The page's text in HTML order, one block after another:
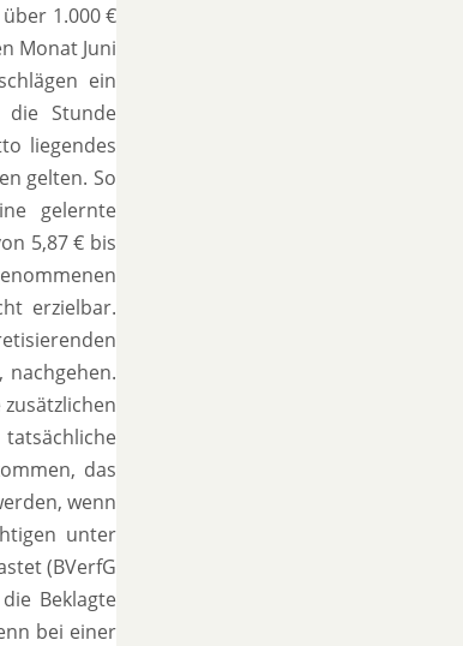
1.000 €
Monat Juni
ein
die Stunde
liegendes
gelten. So
gelernte
5,87 € bis
erzielbar.
das
wenn
unter
(BVerfG
Beklagte
bei einer